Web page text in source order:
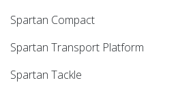
Spartan Compact
Spartan Transport Platform
Spartan Tackle